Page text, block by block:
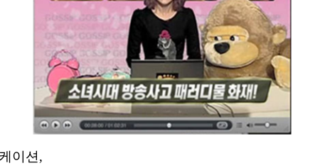
이션,